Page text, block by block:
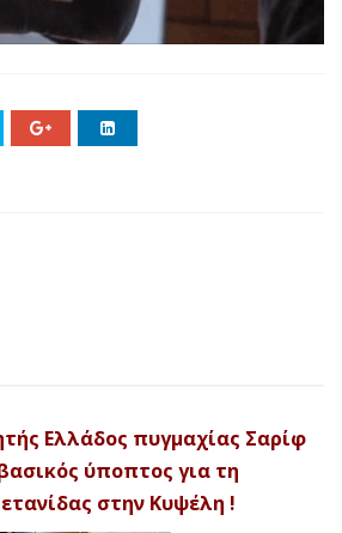
Ελλάδος πυγμαχίας Σαρίφ
ύποπτος για τη
στην Κυψέλη !